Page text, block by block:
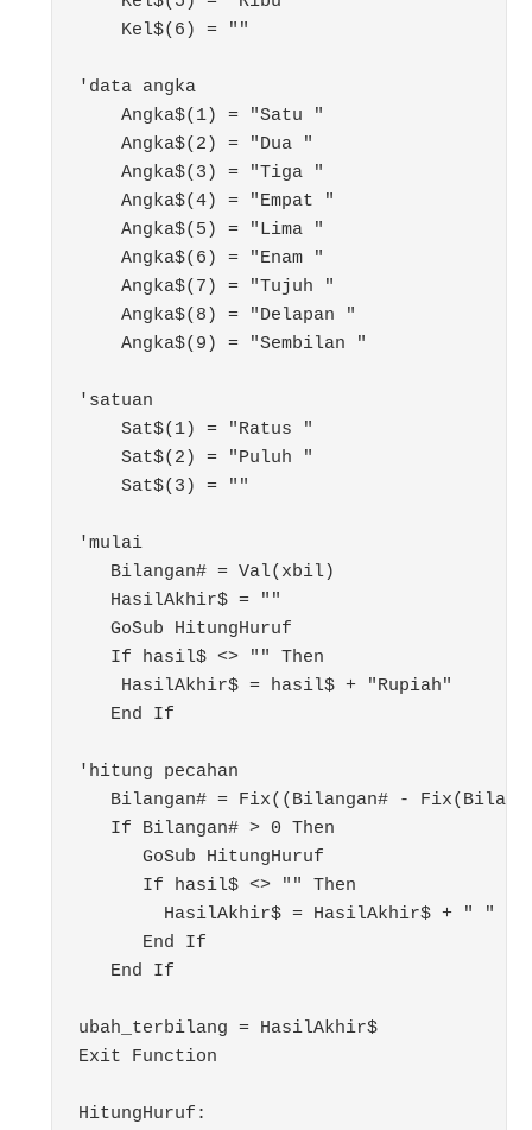
    Kel$(6) = ""
'data angka
    Angka$(1) = "Satu "
    Angka$(2) = "Dua "
    Angka$(3) = "Tiga "
    Angka$(4) = "Empat "
    Angka$(5) = "Lima "
    Angka$(6) = "Enam "
    Angka$(7) = "Tujuh "
    Angka$(8) = "Delapan "
    Angka$(9) = "Sembilan "
'satuan
    Sat$(1) = "Ratus "
    Sat$(2) = "Puluh "
    Sat$(3) = ""
'mulai
   Bilangan# = Val(xbil)
   HasilAkhir$ = ""
   GoSub HitungHuruf
   If hasil$ <> "" Then
    HasilAkhir$ = hasil$ + "Rupiah"
   End If
'hitung pecahan
Bilangan# = Fix((Bilangan# -
   If Bilangan# > 0 Then
      GoSub HitungHuruf
      If hasil$ <> "" Then
HasilAkhir$ = HasilAkhir$ + " " +
      End If
   End If
ubah_terbilang = HasilAkhir$
Exit Function
HitungHuruf: